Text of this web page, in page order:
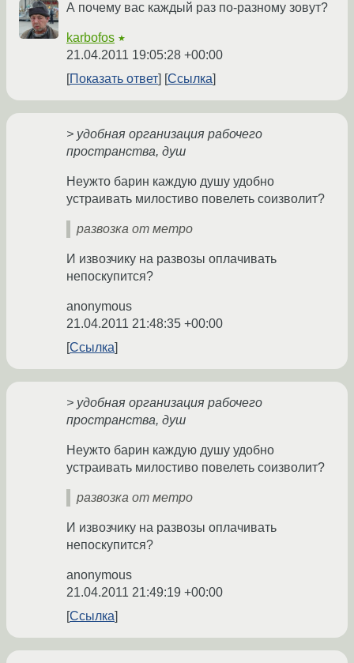
А почему вас каждый раз по-разному зовут?
karbofos ★
21.04.2011 19:05:28 +00:00
Показать ответ
Ссылка
> удобная организация рабочего
пространства, душ
Неужто барин каждую душу удобно
устраивать милостиво повелеть соизволит?
развозка от метро
И извозчику на развозы оплачивать
непоскупится?
anonymous
21.04.2011 21:48:35 +00:00
Ссылка
> удобная организация рабочего
пространства, душ
Неужто барин каждую душу удобно
устраивать милостиво повелеть соизволит?
развозка от метро
И извозчику на развозы оплачивать
непоскупится?
anonymous
21.04.2011 21:49:19 +00:00
Ссылка